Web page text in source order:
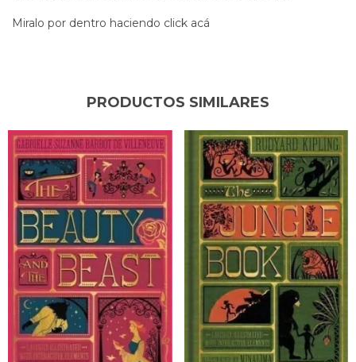
Miralo por dentro haciendo click acá
PRODUCTOS SIMILARES